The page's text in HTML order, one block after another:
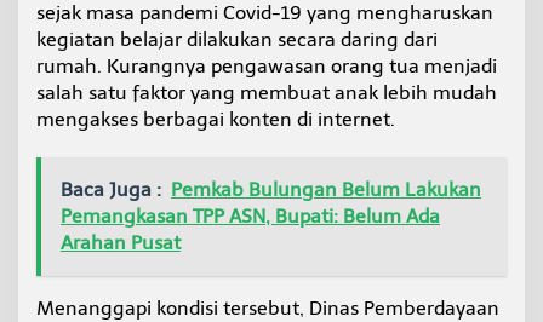
g
a
t
i
sejak masa pandemi Covid-19 yang mengharuskan
kegiatan belajar dilakukan secara daring dari
rumah. Kurangnya pengawasan orang tua menjadi
salah satu faktor yang membuat anak lebih mudah
mengakses berbagai konten di internet.
Baca Juga : Pemkab Bulungan Belum Lakukan
Pemangkasan TPP ASN, Bupati: Belum Ada
Arahan Pusat
Menanggapi kondisi tersebut, Dinas Pemberdayaan